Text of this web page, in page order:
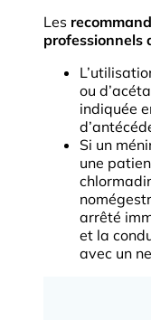
Les
professionnels
ou
indiquée
Si un
une
arrêté
et la
avec un